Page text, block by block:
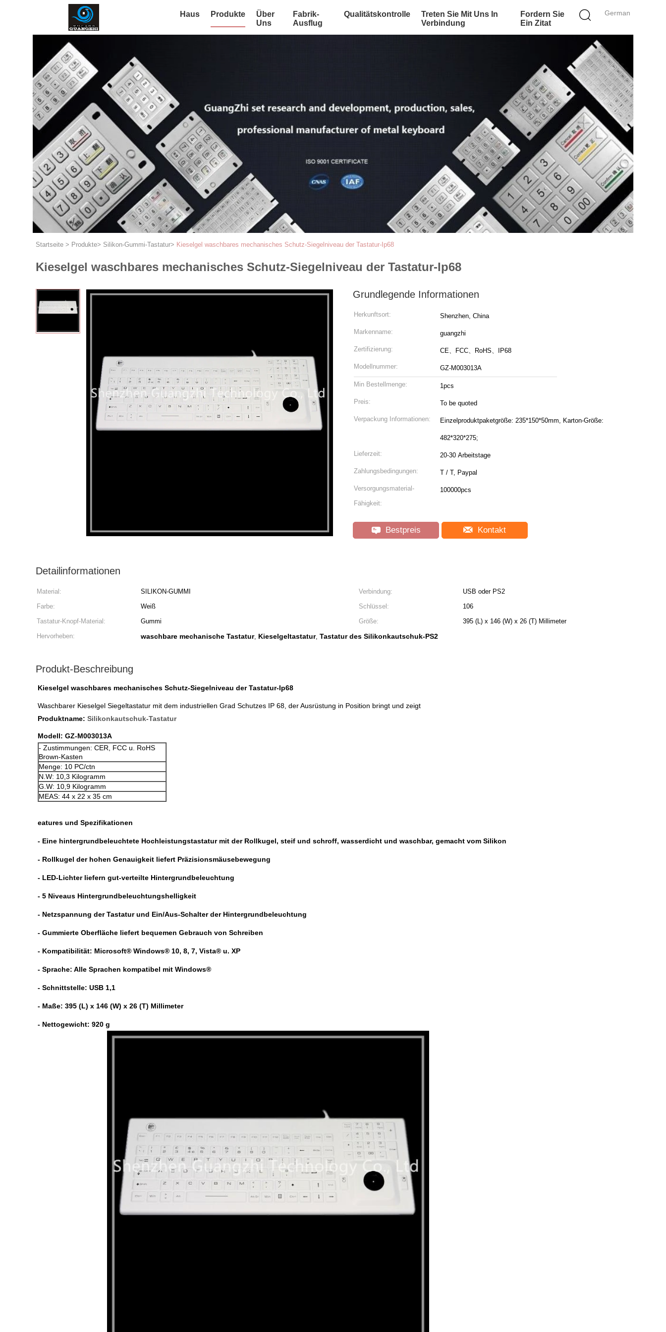
German
Haus Produkte
Über
Uns
Fabrik-
Ausflug
Qualitätskontrolle
Treten Sie Mit Uns In
Verbindung
Fordern Sie
Ein Zitat
Startseite > Produkte> Silikon-Gummi-Tastatur> Kieselgel waschbares mechanisches Schutz-Siegelniveau der Tastatur-Ip68
Kieselgel waschbares mechanisches Schutz-Siegelniveau der Tastatur-Ip68
Grundlegende Informationen
Herkunftsort: Shenzhen, China
Markenname: guangzhi
Zertifizierung: CE、FCC、RoHS、IP68
Modellnummer: GZ-M003013A
Min Bestellmenge: 1pcs
Preis: To be quoted
Verpackung Informationen: Einzelproduktpaketgröße: 235*150*50mm, Karton-Größe:
482*320*275;
Lieferzeit: 20-30 Arbeitstage
Zahlungsbedingungen: T / T, Paypal
Versorgungsmaterial-
Fähigkeit:
100000pcs
Bestpreis Kontakt
Detailinformationen
Material: SILIKON-GUMMI Verbindung:
USB oder PS2
Farbe:
Weiß Schlüssel:
106
Tastatur-Knopf-Material:
Gummi Größe:
395 (L) x 146 (W) x 26 (T) Millimeter
Hervorheben:
waschbare mechanische Tastatur, Kieselgeltastatur, Tastatur des Silikonkautschuk-PS2
Produkt-Beschreibung
Kieselgel waschbares mechanisches Schutz-Siegelniveau der Tastatur-Ip68
Waschbarer Kieselgel Siegeltastatur mit dem industriellen Grad Schutzes IP 68, der Ausrüstung in Position bringt und zeigt
Produktname: Silikonkautschuk-Tastatur
Modell: GZ-M003013A
- Zustimmungen: CER, FCC u. RoHS
Brown-Kasten
Menge: 10 PC/ctn
N.W: 10,3 Kilogramm
G.W: 10,9 Kilogramm
MEAS: 44 x 22 x 35 cm
eatures und Spezifikationen
- Eine hintergrundbeleuchtete Hochleistungstastatur mit der Rollkugel, steif und schroff, wasserdicht und waschbar, gemacht vom Silikon
- Rollkugel der hohen Genauigkeit liefert Präzisionsmäusebewegung
- LED-Lichter liefern gut-verteilte Hintergrundbeleuchtung
- 5 Niveaus Hintergrundbeleuchtungshelligkeit
- Netzspannung der Tastatur und Ein/Aus-Schalter der Hintergrundbeleuchtung
- Gummierte Oberfläche liefert bequemen Gebrauch von Schreiben
- Kompatibilität: Microsoft® Windows® 10, 8, 7, Vista® u. XP
- Sprache: Alle Sprachen kompatibel mit Windows®
- Schnittstelle: USB 1,1
- Maße: 395 (L) x 146 (W) x 26 (T) Millimeter
- Nettogewicht: 920 g